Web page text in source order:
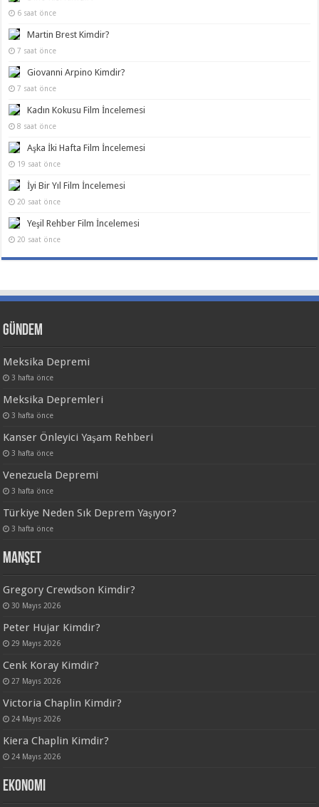
6 saat önce
Martin Brest Kimdir?
7 saat önce
Giovanni Arpino Kimdir?
7 saat önce
Kadın Kokusu Film İncelemesi
8 saat önce
Aşka İki Hafta Film İncelemesi
19 saat önce
İyi Bir Yıl Film İncelemesi
20 saat önce
Yeşil Rehber Film İncelemesi
20 saat önce
Gündem
Meksika Depremi
3 hafta önce
Meksika Depremleri
3 hafta önce
Kanser Önleyici Yaşam Rehberi
3 hafta önce
Venezuela Depremi
3 hafta önce
Türkiye Neden Sık Deprem Yaşıyor?
3 hafta önce
Manşet
Gregory Crewdson Kimdir?
30 Mayıs 2026
Peter Hujar Kimdir?
29 Mayıs 2026
Cenk Koray Kimdir?
27 Mayıs 2026
Victoria Chaplin Kimdir?
24 Mayıs 2026
Kiera Chaplin Kimdir?
24 Mayıs 2026
Ekonomi